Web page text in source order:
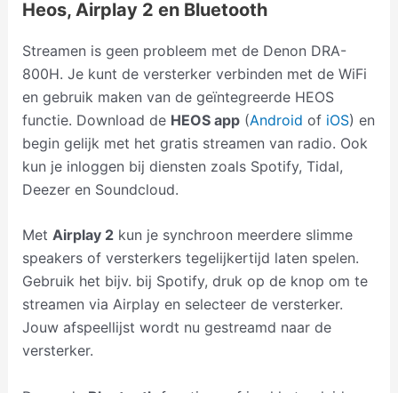
Heos, Airplay 2 en Bluetooth
Streamen is geen probleem met de Denon DRA-
800H. Je kunt de versterker verbinden met de WiFi
en gebruik maken van de geïntegreerde HEOS
functie. Download de HEOS app(Android of iOS) en
begin gelijk met het gratis streamen van radio. Ook
kun je inloggen bij diensten zoals Spotify, Tidal,
Deezer en Soundcloud.
Met Airplay 2kun je synchroon meerdere slimme
speakers of versterkers tegelijkertijd laten spelen.
Gebruik het bijv. bij Spotify, druk op de knop om te
streamen via Airplay en selecteer de versterker.
Jouw afspeellijst wordt nu gestreamd naar de
versterker.